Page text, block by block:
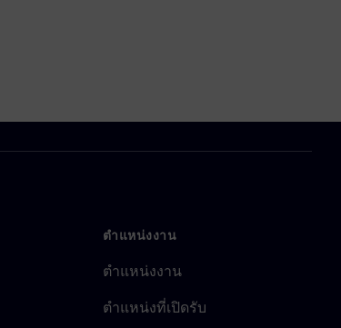
ตำแหน่งงาน
ตำแหน่งงาน
ตำแหน่งที่เปิดรับ